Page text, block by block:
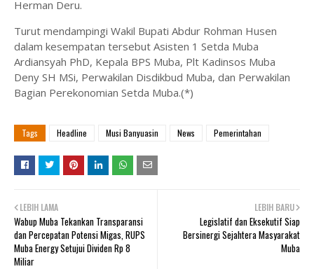
Herman Deru.
Turut mendampingi Wakil Bupati Abdur Rohman Husen
dalam kesempatan tersebut Asisten 1 Setda Muba
Ardiansyah PhD, Kepala BPS Muba, Plt Kadinsos Muba
Deny SH MSi, Perwakilan Disdikbud Muba, dan Perwakilan
Bagian Perekonomian Setda Muba.(*)
Tags Headline Musi Banyuasin News Pemerintahan
LEBIH BARU
Legislatif dan Eksekutif Siap
Bersinergi Sejahtera Masyarakat
Muba
LEBIH LAMA
Wabup Muba Tekankan Transparansi
dan Percepatan Potensi Migas, RUPS
Muba Energy Setujui Dividen Rp 8
Miliar